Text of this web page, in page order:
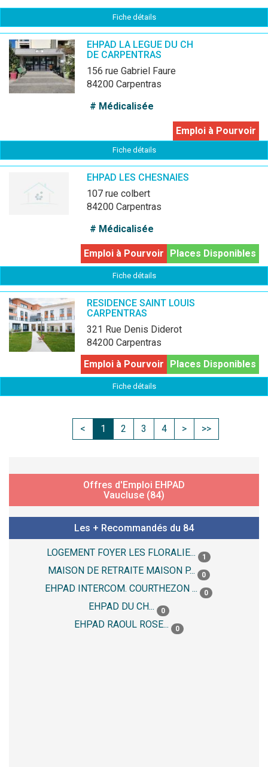
Fiche détails
EHPAD LA LEGUE DU CH
DE CARPENTRAS
156 rue Gabriel Faure
84200 Carpentras
# Médicalisée
Emploi à Pourvoir
Fiche détails
EHPAD LES CHESNAIES
107 rue colbert
84200 Carpentras
# Médicalisée
Places Disponibles
Emploi à Pourvoir
Fiche détails
RESIDENCE SAINT LOUIS
CARPENTRAS
321 Rue Denis Diderot
84200 Carpentras
Places Disponibles
Emploi à Pourvoir
Fiche détails
< 1 2 3 4 > >>
Offres d'Emploi EHPAD
Vaucluse (84)
Les + Recommandés du 84
LOGEMENT FOYER LES FLORALIE... 1
MAISON DE RETRAITE MAISON P... 0
EHPAD INTERCOM. COURTHEZON ... 0
EHPAD DU CH... 0
EHPAD RAOUL ROSE... 0